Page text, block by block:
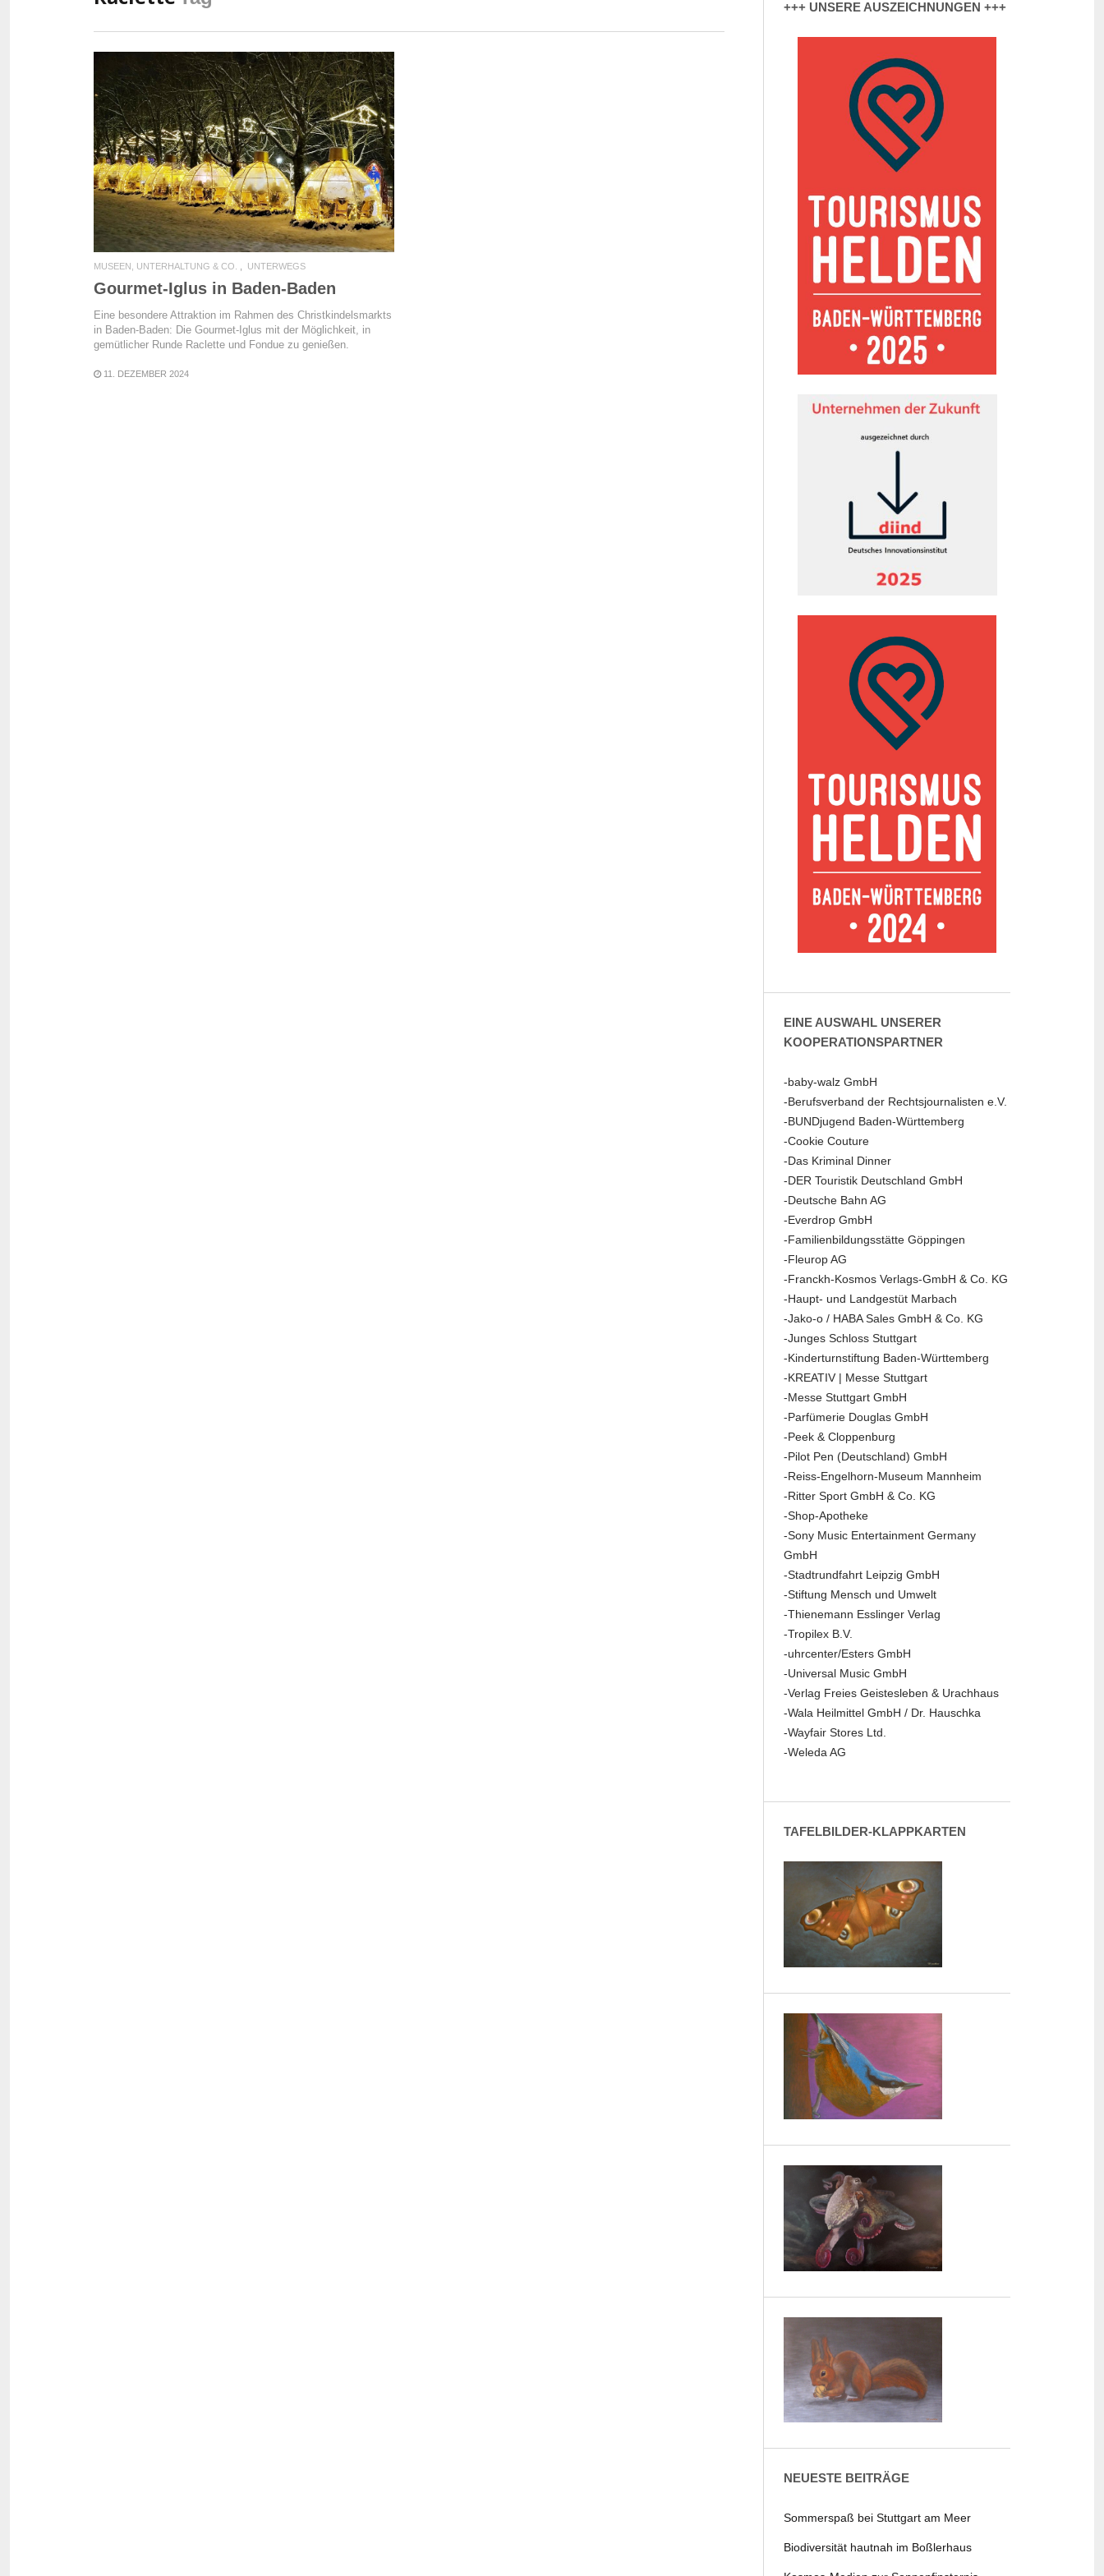
READ MORE
MUSEEN, UNTERHALTUNG & CO. UNTERWEGS
Gourmet-Iglus in Baden-Baden
Eine besondere Attraktion im Rahmen des Christkindelsmarkts
in Baden-Baden: Die Gourmet-Iglus mit der Möglichkeit, in
gemütlicher Runde Raclette und Fondue zu genießen.
11. DEZEMBER 2024
+++ UNSERE AUSZEICHNUNGEN +++
EINE AUSWAHL UNSERER
KOOPERATIONSPARTNER
-baby-walz GmbH
-Berufsverband der Rechtsjournalisten e.V.
-BUNDjugend Baden-Württemberg
-Cookie Couture
-Das Kriminal Dinner
-DER Touristik Deutschland GmbH
-Deutsche Bahn AG
-Everdrop GmbH
-Familienbildungsstätte Göppingen
-Fleurop AG
-Franckh-Kosmos Verlags-GmbH & Co. KG
-Haupt- und Landgestüt Marbach
-Jako-o / HABA Sales GmbH & Co. KG
-Junges Schloss Stuttgart
-Kinderturnstiftung Baden-Württemberg
-KREATIV | Messe Stuttgart
-Messe Stuttgart GmbH
-Parfümerie Douglas GmbH
-Peek & Cloppenburg
-Pilot Pen (Deutschland) GmbH
-Reiss-Engelhorn-Museum Mannheim
-Ritter Sport GmbH & Co. KG
-Shop-Apotheke
-Sony Music Entertainment Germany
GmbH
-Stadtrundfahrt Leipzig GmbH
-Stiftung Mensch und Umwelt
-Thienemann Esslinger Verlag
-Tropilex B.V.
-uhrcenter/Esters GmbH
-Universal Music GmbH
-Verlag Freies Geistesleben & Urachhaus
-Wala Heilmittel GmbH / Dr. Hauschka
-Wayfair Stores Ltd.
-Weleda AG
TAFELBILDER-KLAPPKARTEN
NEUESTE BEITRÄGE
Sommerspaß bei Stuttgart am Meer
Biodiversität hautnah im Boßlerhaus